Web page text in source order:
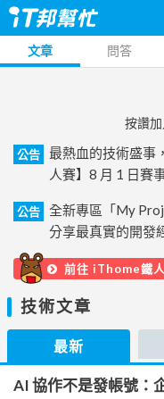
文章 問答
按讚
公告
最熱血的技術盛事
人賽】8 月 1 日賽
公告
全新專區「My
分享最真實的開發
前往 iThome鐵
技術文章
最新
AI 協作不是發帳號：